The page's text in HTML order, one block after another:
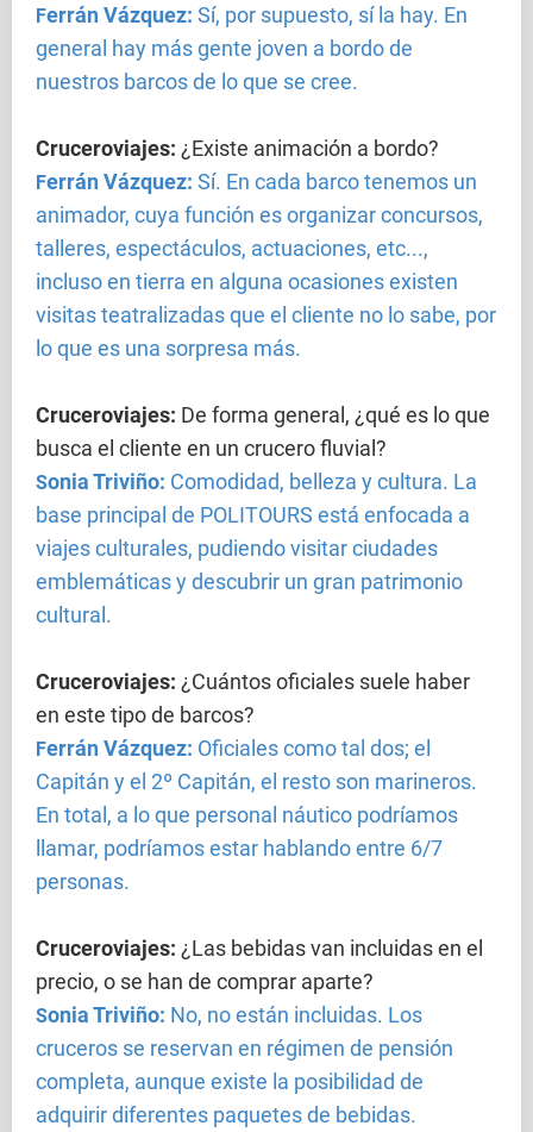
Ferrán Vázquez: Sí, por supuesto, sí la hay. En
general hay más gente joven a bordo de
nuestros barcos de lo que se cree.
Cruceroviajes: ¿Existe animación a bordo?
Ferrán Vázquez: Sí. En cada barco tenemos un
animador, cuya función es organizar concursos,
talleres, espectáculos, actuaciones, etc...,
incluso en tierra en alguna ocasiones existen
visitas teatralizadas que el cliente no lo sabe, por
lo que es una sorpresa más.
Cruceroviajes: De forma general, ¿qué es lo que
busca el cliente en un crucero fluvial?
Sonia Triviño: Comodidad, belleza y cultura. La
base principal de POLITOURS está enfocada a
viajes culturales, pudiendo visitar ciudades
emblemáticas y descubrir un gran patrimonio
cultural.
Cruceroviajes: ¿Cuántos oficiales suele haber
en este tipo de barcos?
Ferrán Vázquez: Oficiales como tal dos; el
Capitán y el 2º Capitán, el resto son marineros.
En total, a lo que personal náutico podríamos
llamar, podríamos estar hablando entre 6/7
personas.
Cruceroviajes: ¿Las bebidas van incluidas en el
precio, o se han de comprar aparte?
Sonia Triviño: No, no están incluidas. Los
cruceros se reservan en régimen de pensión
completa, aunque existe la posibilidad de
adquirir diferentes paquetes de bebidas.